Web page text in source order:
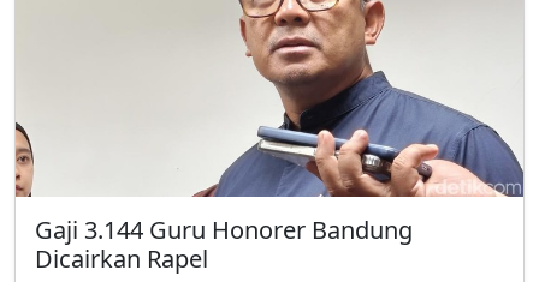
Gaji 3.144 Guru Honorer Bandung
Dicairkan Rapel